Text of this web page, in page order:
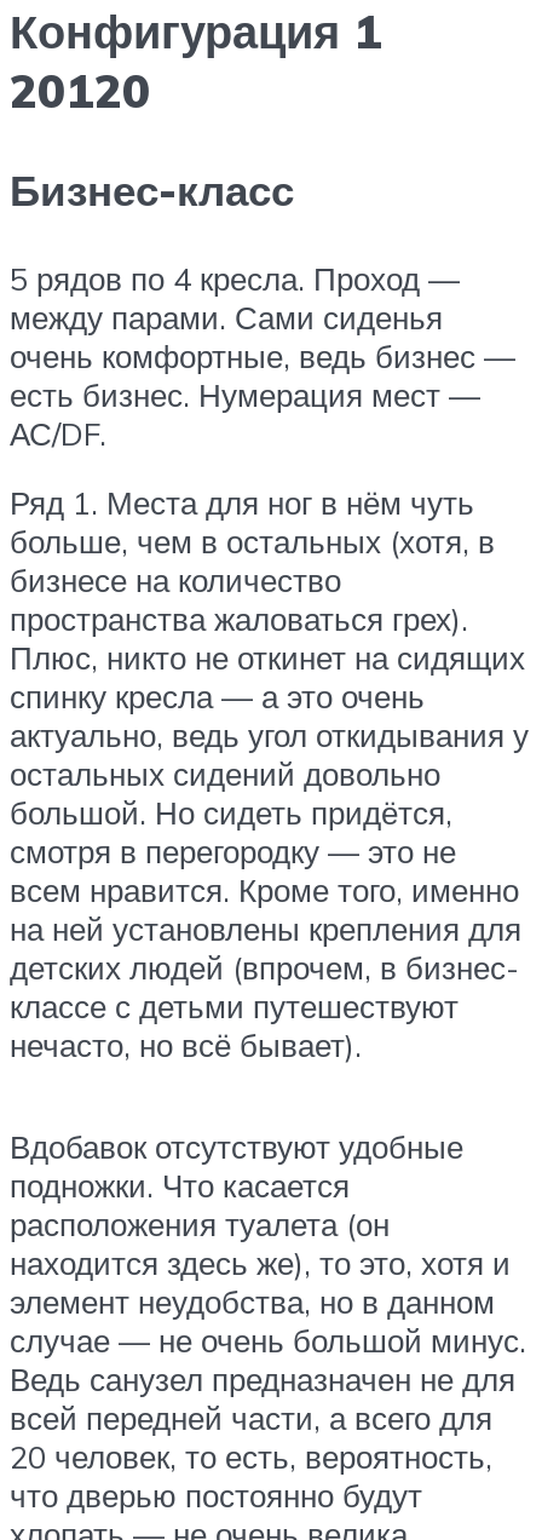
Конфигурация 1
20120
Бизнес-класс
5 рядов по 4 кресла. Проход —
между парами. Сами сиденья
очень комфортные, ведь бизнес —
есть бизнес. Нумерация мест —
АС/DF.
Ряд 1. Места для ног в нём чуть
больше, чем в остальных (хотя, в
бизнесе на количество
пространства жаловаться грех).
Плюс, никто не откинет на сидящих
спинку кресла — а это очень
актуально, ведь угол откидывания у
остальных сидений довольно
большой. Но сидеть придётся,
смотря в перегородку — это не
всем нравится. Кроме того, именно
на ней установлены крепления для
детских людей (впрочем, в бизнес-
классе с детьми путешествуют
нечасто, но всё бывает).
Вдобавок отсутствуют удобные
подножки. Что касается
расположения туалета (он
находится здесь же), то это, хотя и
элемент неудобства, но в данном
случае — не очень большой минус.
Ведь санузел предназначен не для
всей передней части, а всего для
20 человек, то есть, вероятность,
что дверью постоянно будут